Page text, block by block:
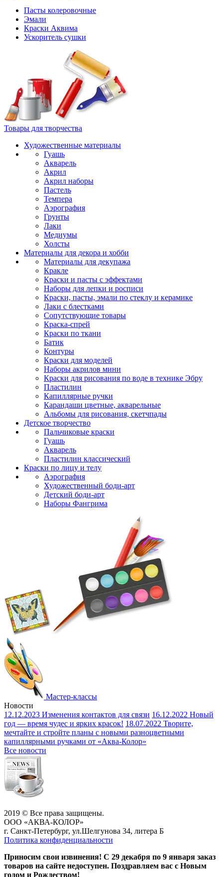
Пасты колеровочные
Эмали
Краски Аквима
Ускоритель сушки
Товары для творчества
Художественные материалы
Гуашь
Акварель
Акрил
Акрил наборы
Пастель
Темпера
Аэрография
Грунты
Лаки
Медиумы
Холсты
Материалы для декора и хобби
Материалы для декупажа
Кракле
Краски и пасты с эффектами
Наборы для лепки и росписи
Краски, пасты, эмали по стеклу и керамике
Лаки с блестками
Сопутствующие товары
Краска-спрей
Краски по ткани
Батик
Контуры
Краски для моделей
Наборы акрилов мини
Краски для рисования по воде в технике Эбру
Пластилин
Капиллярные ручки
Карандаши цветные, акварельные
Альбомы для рисования, скетчпады
Детское творчество
Пальчиковые краски
Гуашь
Акварель
Пластилин классический
Краски по лицу и телу
Аэрография
Художественный боди-арт
Детский боди-арт
Наборы Фангрима
Мастер-классы
Новости
12.12.2023 Изменения контактов для связи 16.12.2022 Новый
год — время чудес и ярких красок! 18.07.2022 Творите,
мечтайте и стройте планы с новыми разноцветными
капиллярными ручками от «Аква-Колор»
Все новости
2019 © Все права защищены.
ООО «АКВА-КОЛОР»
г. Санкт-Петербург, ул.Шелгунова 34, литера Б
Политика конфиденциальности
Приносим свои извинения! С 29 декабря по 9 января заказ
товаров на сайте недоступен. Поздравляем вас с Новым
годом и Рождеством!